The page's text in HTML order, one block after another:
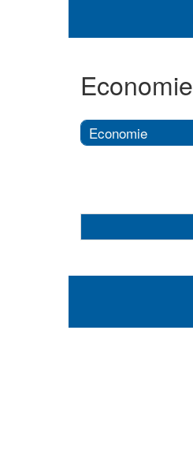
Economie
Economie